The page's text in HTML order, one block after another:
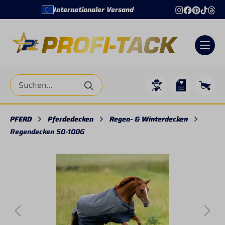
springen Internationaler Versand
PFERD Pferdedecken
Regen- & Winterdecken
Regendecken 50-100G
Bildergalerie überspringen